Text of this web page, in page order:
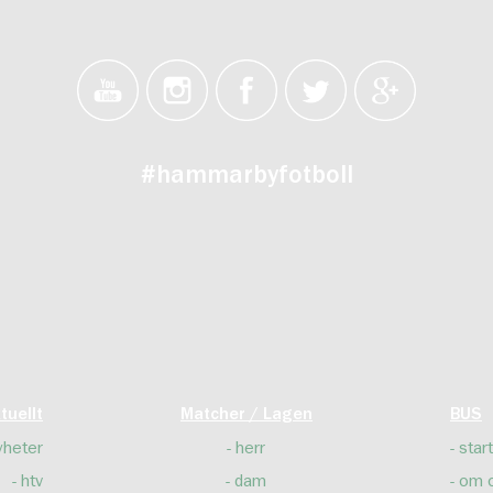
#hammarbyfotboll
htv
Matcher / Lagen
herr
dam
BUS
start
om